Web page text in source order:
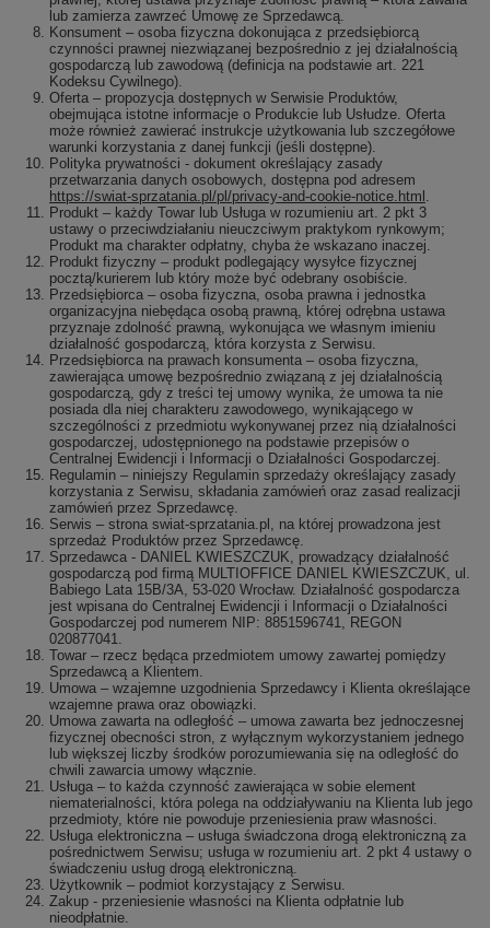
lub zamierza zawrzeć Umowę ze Sprzedawcą.
Konsument – osoba fizyczna dokonująca z przedsiębiorcą
czynności prawnej niezwiązanej bezpośrednio z jej działalnością
gospodarczą lub zawodową (definicja na podstawie art. 22­1
Kodeksu Cywilnego).
Oferta – propozycja dostępnych w Serwisie Produktów,
obejmująca istotne informacje o Produkcie lub Usłudze. Oferta
może również zawierać instrukcje użytkowania lub szczegółowe
warunki korzystania z danej funkcji (jeśli dostępne).
Polityka prywatności - dokument określający zasady
przetwarzania danych osobowych, dostępna pod adresem
https://swiat-sprzatania.pl/pl/privacy-and-cookie-notice.html .
Produkt – każdy Towar lub Usługa w rozumieniu art. 2 pkt 3
ustawy o przeciwdziałaniu nieuczciwym praktykom rynkowym;
Produkt ma charakter odpłatny, chyba że wskazano inaczej.
Produkt fizyczny – produkt podlegający wysyłce fizycznej
pocztą/kurierem lub który może być odebrany osobiście.
Przedsiębiorca – osoba fizyczna, osoba prawna i jednostka
organizacyjna niebędąca osobą prawną, której odrębna ustawa
przyznaje zdolność prawną, wykonująca we własnym imieniu
działalność gospodarczą, która korzysta z Serwisu.
Przedsiębiorca na prawach konsumenta – osoba fizyczna,
zawierająca umowę bezpośrednio związaną z jej działalnością
gospodarczą, gdy z treści tej umowy wynika, że umowa ta nie
posiada dla niej charakteru zawodowego, wynikającego w
szczególności z przedmiotu wykonywanej przez nią działalności
gospodarczej, udostępnionego na podstawie przepisów o
Centralnej Ewidencji i Informacji o Działalności Gospodarczej.
Regulamin – niniejszy Regulamin sprzedaży określający zasady
korzystania z Serwisu, składania zamówień oraz zasad realizacji
zamówień przez Sprzedawcę.
Serwis – strona swiat-sprzatania.pl, na której prowadzona jest
sprzedaż Produktów przez Sprzedawcę.
Sprzedawca - DANIEL KWIESZCZUK, prowadzący działalność
gospodarczą pod firmą MULTIOFFICE DANIEL KWIESZCZUK, ul.
Babiego Lata 15B/3A, 53-020 Wrocław. Działalność gospodarcza
jest wpisana do Centralnej Ewidencji i Informacji o Działalności
Gospodarczej pod numerem NIP: 8851596741, REGON
020877041.
Towar – rzecz będąca przedmiotem umowy zawartej pomiędzy
Sprzedawcą a Klientem.
Umowa – wzajemne uzgodnienia Sprzedawcy i Klienta określające
wzajemne prawa oraz obowiązki.
Umowa zawarta na odległość – umowa zawarta bez jednoczesnej
fizycznej obecności stron, z wyłącznym wykorzystaniem jednego
lub większej liczby środków porozumiewania się na odległość do
chwili zawarcia umowy włącznie.
Usługa – to każda czynność zawierająca w sobie element
niematerialności, która polega na oddziaływaniu na Klienta lub jego
przedmioty, które nie powoduje przeniesienia praw własności.
Usługa elektroniczna – usługa świadczona drogą elektroniczną za
pośrednictwem Serwisu; usługa w rozumieniu art. 2 pkt 4 ustawy o
świadczeniu usług drogą elektroniczną.
Użytkownik – podmiot korzystający z Serwisu.
Zakup - przeniesienie własności na Klienta odpłatnie lub
nieodpłatnie.